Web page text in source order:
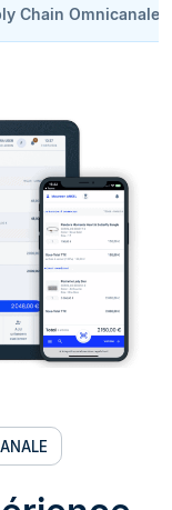
Chain Omnicanale